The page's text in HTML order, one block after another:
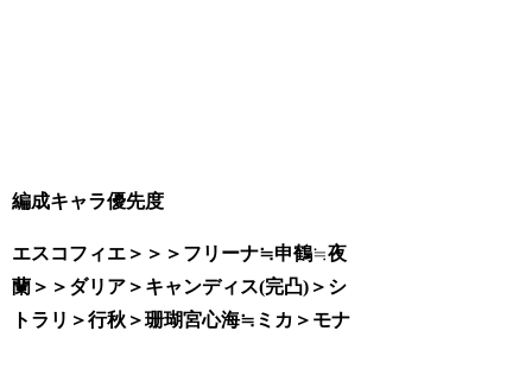
編成キャラ優先度
エスコフィエ＞＞＞フリーナ≒申鶴≒夜
蘭＞＞ダリア＞キャンディス(完凸)＞シ
トラリ＞行秋＞珊瑚宮心海≒ミカ＞モナ